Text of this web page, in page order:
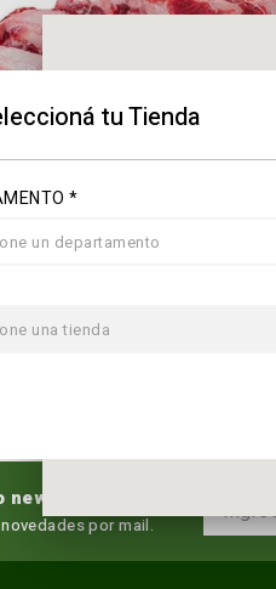
por mail.
tu Tienda
*
un departamento
una tienda